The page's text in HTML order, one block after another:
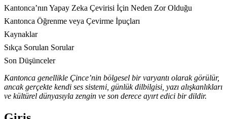
Kantonca’nın Yapay Zeka Çevirisi İçin Neden Zor Olduğu
Kantonca Öğrenme veya Çevirme İpuçları
Kaynaklar
Sıkça Sorulan Sorular
Son Düşünceler
Kantonca genellikle Çince’nin bölgesel bir varyantı olarak görülür,
ancak gerçekte kendi ses sistemi, günlük dilbilgisi, yazı alışkanlıkları
ve kültürel dünyasıyla zengin ve son derece ayırt edici bir dildir.